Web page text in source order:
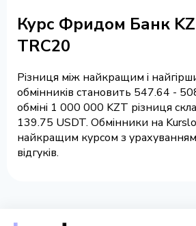
Курс Фридом Банк
TRC20
Різниця між найкращим і
обмінників становить 547.64 -
обміні 1 000 000 KZT різниця
139.75 USDT. Обмінники на
найкращим курсом з урахуванням
відгуків.